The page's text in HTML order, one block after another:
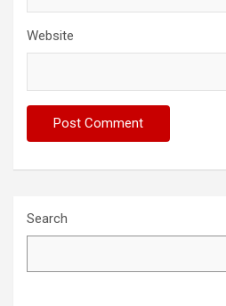
Website
Search